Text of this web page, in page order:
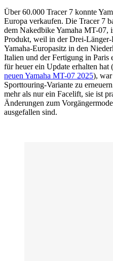
Über 60.000 Tracer 7 konnte
Europa verkaufen. Die Tracer 7
dem Nakedbike Yamaha MT-07,
Produkt, weil in der Drei-
Yamaha-Europasitz in den
Italien und der Fertigung in Paris
für heuer ein Update erhalten hat (
neuen Yamaha MT-07 2025), war
Sporttouring-Variante zu
mehr als nur ein Facelift, sie ist
Änderungen zum
ausgefallen sind.